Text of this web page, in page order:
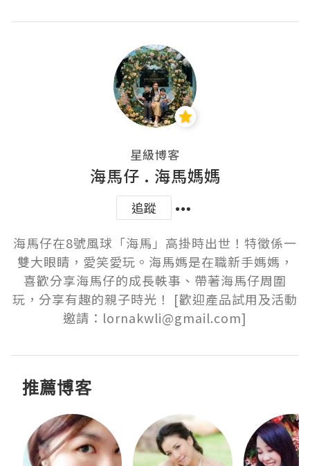
星級博客
海馬仔 . 海馬媽媽
追蹤
海馬仔在8號風球「海馬」高掛時出世！特徵係一
雙大眼睛，愛笑愛玩。海馬媽是在職新手媽媽，
喜歡分享海馬仔的成長軼事、帶著海馬仔周圍
玩，分享有趣的親子時光！ [歡迎產品試用及活動
邀請：lornakwli@gmail.com]
推薦博客